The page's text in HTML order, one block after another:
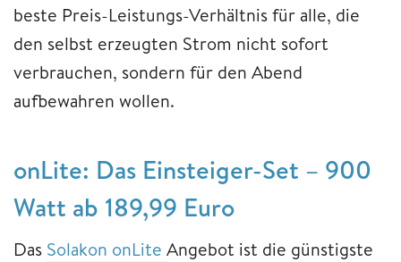
beste Preis-Leistungs-Verhältnis für alle, die
den selbst erzeugten Strom nicht sofort
verbrauchen, sondern für den Abend
aufbewahren wollen.
onLite: Das Einsteiger-Set – 900
Watt ab 189,99 Euro
Das Solakon onLite Angebot ist die günstigste